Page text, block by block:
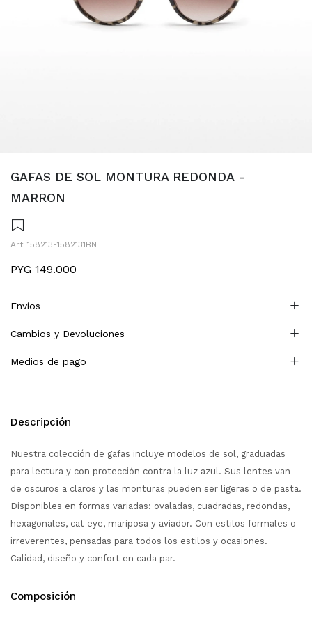
GAFAS DE SOL MONTURA REDONDA -
MARRON
158213-1582131BN
PYG 149.000
Envíos
Cambios y Devoluciones
Medios de pago
Descripción
Nuestra colección de gafas incluye modelos de sol, graduadas
para lectura y con protección contra la luz azul. Sus lentes van
de oscuros a claros y las monturas pueden ser ligeras o de pasta.
Disponibles en formas variadas: ovaladas, cuadradas, redondas,
hexagonales, cat eye, mariposa y aviador. Con estilos formales o
irreverentes, pensadas para todos los estilos y ocasiones.
Calidad, diseño y confort en cada par.
Composición